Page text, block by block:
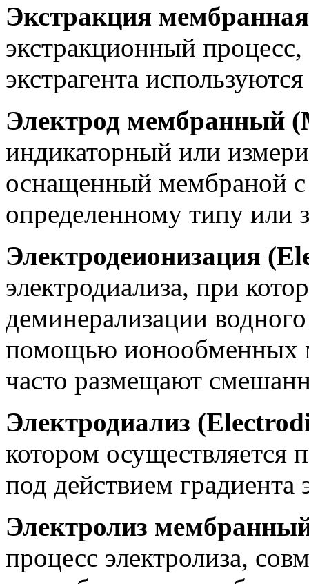
Экстракция
экстракционный процесс,
экстрагента
Электрод мембранный
индикаторный или
оснащенный мембраной с
определенному типу или
Электродеионизация
электродиализа, при
деминерализации
помощью ионообменных
часто размещают
Электродиализ
котором осуществляется
под действием градиента
Электролиз
процесс электролиза,